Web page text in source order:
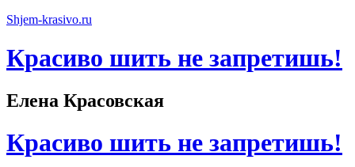
Shjem-krasivo.ru
Красиво шить не запретишь!
Елена Красовская
Красиво шить не запретишь!